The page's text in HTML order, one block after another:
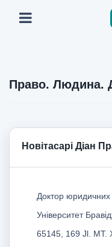
Право. Людина.
Новітасарі Діан
Доктор юридичних
Університет
65145, 169 Jl. MT.